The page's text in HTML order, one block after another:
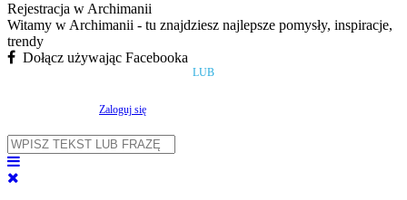
Rejestracja w Archimanii
Witamy w Archimanii - tu znajdziesz najlepsze pomysły, inspiracje,
trendy
Dołącz używając Facebooka
LUB
Zaloguj się